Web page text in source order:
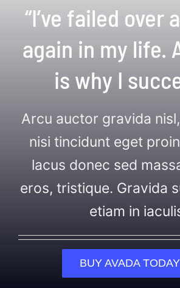
“I’ve failed over
again in my life.
is why I
Arcu auctor gravida
nisi tincidunt eget
lacus donec sed
eros, tristique. Gravida
etiam in
BUY AVADA TODAY